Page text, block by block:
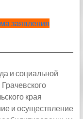
заявления
и социальной
края
и осуществление